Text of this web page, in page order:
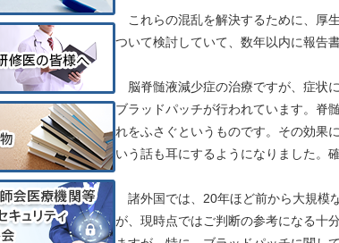
これらの混乱を解決するために、厚
ついて検討していて、数年以内に報告
脳脊髄液減少症の治療ですが、症状
ブラッドパッチが行われています。脊
れをふさぐというものです。その効果
いう話も耳にするようになりました。
諸外国では、20年ほど前から大規模
が、現時点ではご判断の参考になる十